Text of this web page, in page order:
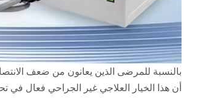
بالنسبة للمرضى الذين يعانون من ضعف
أن هذا الخيار العلاجي غير الجراحي فعال